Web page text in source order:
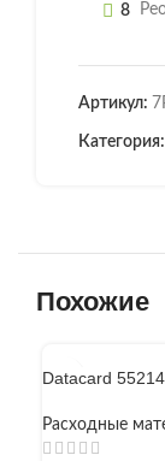
8
Артикул:
Категория:
Похожие
Datacard
Расходные